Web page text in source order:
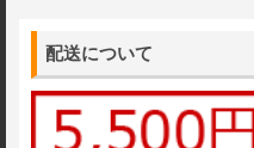
配送について